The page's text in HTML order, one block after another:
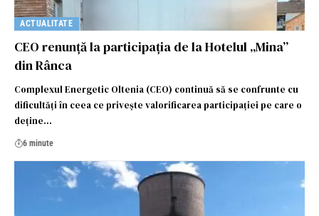
ACTUALITATE
CEO renunță la participația de la Hotelul „Mina”
din Rânca
Complexul Energetic Oltenia (CEO) continuă să se confrunte cu
dificultăți în ceea ce privește valorificarea participației pe care o
deține…
6 minute